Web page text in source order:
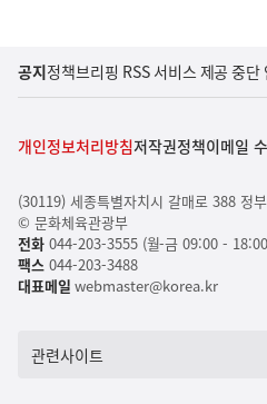
공지정책브리핑 RSS 서비스 제공 중단
개인정보처리방침저작권정책이메일
(30119) 세종특별자치시 갈매로 388 정
© 문화체육관광부
전화044-203-3555 (월-금 09:00 -
팩스044-203-3488
대표메일 webmaster@korea.kr
관련사이트